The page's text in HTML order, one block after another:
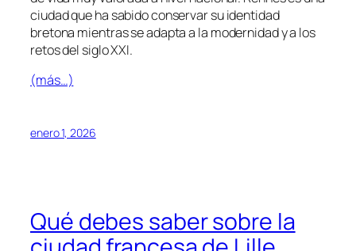
ciudad que ha sabido conservar su identidad
bretona mientras se adapta a la modernidad y a los
retos del siglo XXI.
(más…)
enero 1, 2026
Qué debes saber sobre la